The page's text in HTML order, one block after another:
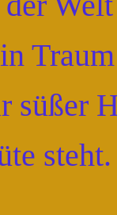
süßer
steht.